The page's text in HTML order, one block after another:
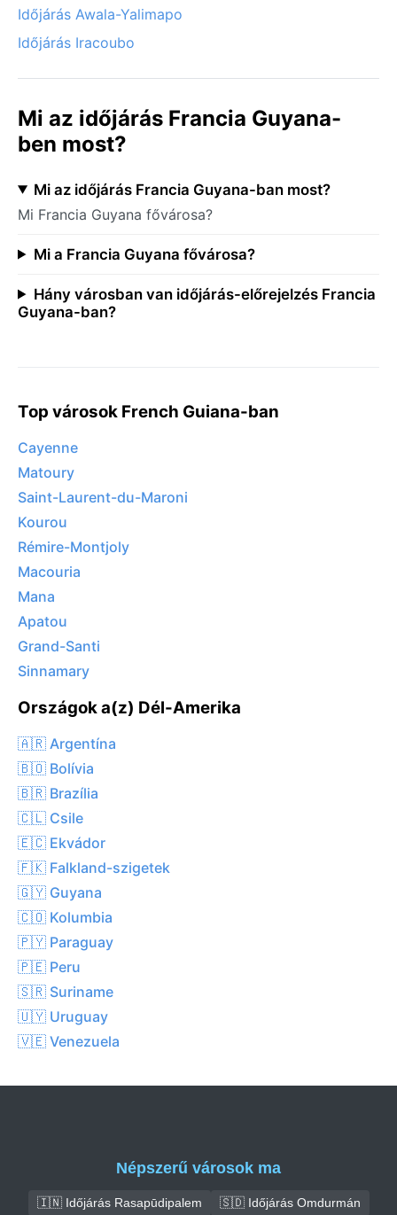
Időjárás Awala-Yalimapo
Időjárás Iracoubo
Mi az időjárás Francia Guyana-
ben most?
Mi az időjárás Francia Guyana-ban most?
Mi Francia Guyana fővárosa?
Mi a Francia Guyana fővárosa?
Hány városban van időjárás-előrejelzés Francia
Guyana-ban?
Top városok French Guiana-ban
Cayenne
Matoury
Saint-Laurent-du-Maroni
Kourou
Rémire-Montjoly
Macouria
Mana
Apatou
Grand-Santi
Sinnamary
Országok a(z) Dél-Amerika
🇦🇷 Argentína
🇧🇴 Bolívia
🇧🇷 Brazília
🇨🇱 Csile
🇪🇨 Ekvádor
🇫🇰 Falkland-szigetek
🇬🇾 Guyana
🇨🇴 Kolumbia
🇵🇾 Paraguay
🇵🇪 Peru
🇸🇷 Suriname
🇺🇾 Uruguay
🇻🇪 Venezuela
Népszerű városok ma
🇮🇳 Időjárás Rasapūdipalem
🇸🇩 Időjárás Omdurmán